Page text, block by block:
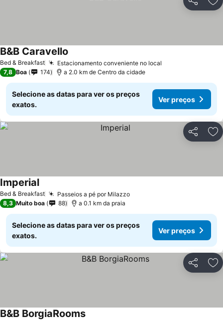
Partilhar
Bed & Breakfast Estacionamento conveniente no local
B&B Caravello
7,8 Boa 174 a 2.0 km de Centro da cidade
Selecione as datas para ver os preços
exatos.
Ver preços
Partilhar
Bed & Breakfast Passeios a pé por Milazzo
Imperial
8,3 Muito boa 88 a 0.1 km da praia
Selecione as datas para ver os preços
exatos.
Ver preços
Partilhar
B&B BorgiaRooms